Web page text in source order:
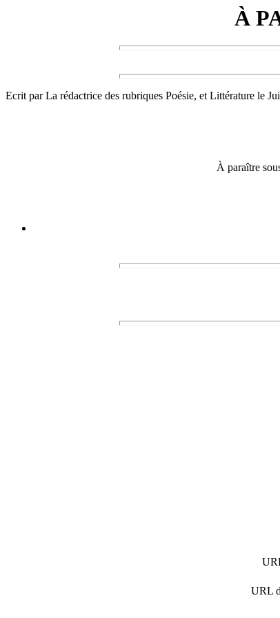
À
Ecrit par La rédactrice des rubriques Poésie, et Littérature le
À paraître
URL